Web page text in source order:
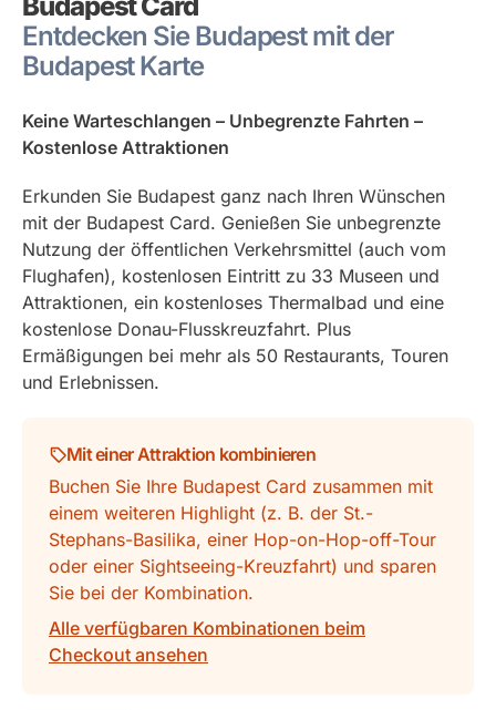
Entdecken Sie Budapest mit der
Budapest Karte
Keine Warteschlangen – Unbegrenzte Fahrten –
Kostenlose Attraktionen
Erkunden Sie Budapest ganz nach Ihren Wünschen
mit der Budapest Card. Genießen Sie unbegrenzte
Nutzung der öffentlichen Verkehrsmittel (auch vom
Flughafen), kostenlosen Eintritt zu 33 Museen und
Attraktionen, ein kostenloses Thermalbad und eine
kostenlose Donau-Flusskreuzfahrt. Plus
Ermäßigungen bei mehr als 50 Restaurants, Touren
und Erlebnissen.
Mit einer Attraktion kombinieren
Buchen Sie Ihre Budapest Card zusammen mit
einem weiteren Highlight (z. B. der St.-
Stephans-Basilika, einer Hop-on-Hop-off-Tour
oder einer Sightseeing-Kreuzfahrt) und sparen
Sie bei der Kombination.
Alle verfügbaren Kombinationen beim
Checkout ansehen